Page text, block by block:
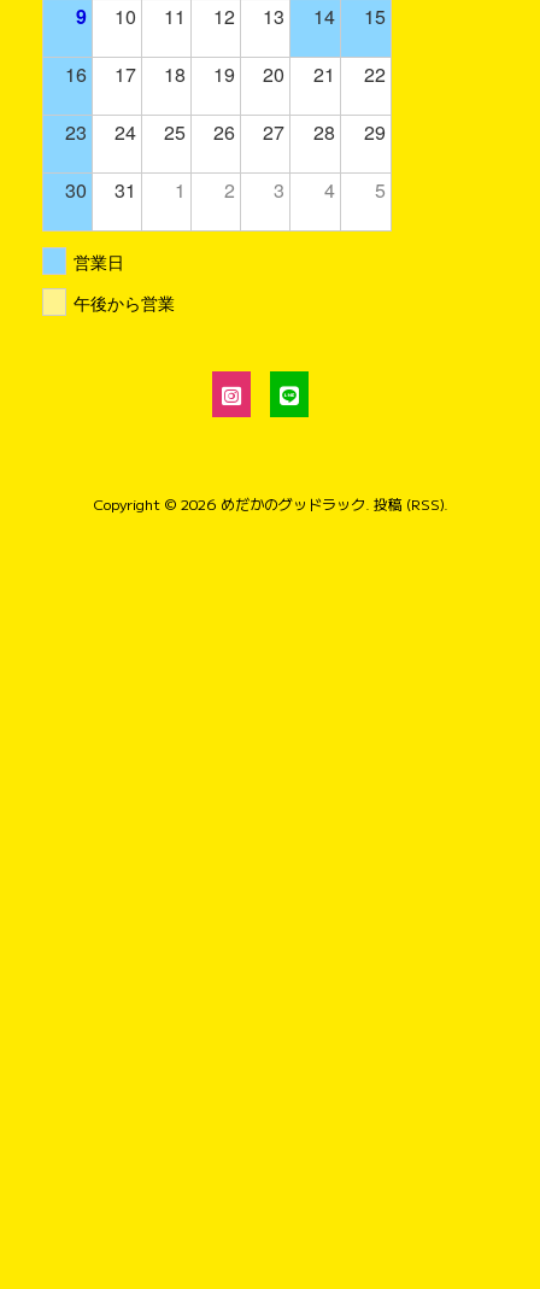
9 10 11 12 13 14 15
16 17 18 19 20 21 22
23 24 25 26 27 28 29
30 31 1 2 3 4 5
営業日
午後から営業
Copyright © 2026 めだかのグッドラック 投稿 (RSS).